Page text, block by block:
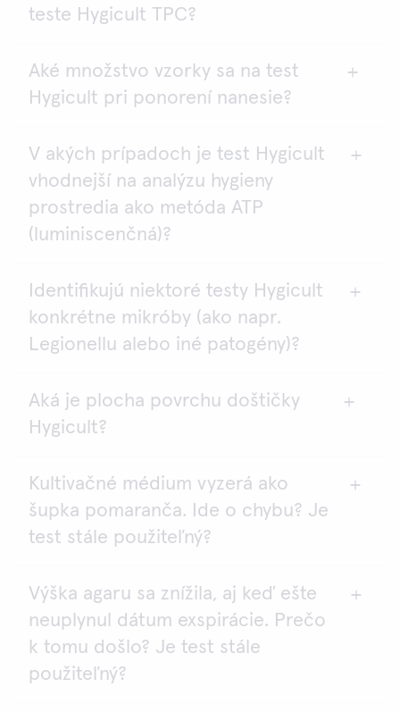
následkom neopatrnej manipulácie počas
teste Hygicult TPC?
TPC je pokrytý vrstvou agaru Total Plate Count
(agar na stanovenie celkového počtu baktérií),
možných mikroorganizmov neprebehla a ani nie je
potrebná. Nezabúdajte, že TPC nie je určený na
detekciu žiadneho špecifického mikróba. Slúži ako
indikátor úrovne všeobecnej mikrobiálnej
Aké množstvo vzorky sa na test
Hygicult pri ponorení nanesie?
Odhaduje sa objem 40 - 50 µl na jednu doštičku.
V akých prípadoch je test Hygicult
vhodnejší na analýzu hygieny
prostredia ako metóda ATP
(luminiscenčná)?
Kedykoľvek potrebujete zistiť počet živých
baktérií. Počet živých baktérií poskytuje dôležité
informácie o hygienickom stave povrchu. Na
týmto povrchom.
Identifikujú niektoré testy Hygicult
konkrétne mikróby (ako napr.
Legionellu alebo iné patogény)?
Nie, túto funkciu nemajú. Na to je nutné použiť
metódy špecifické pre konkrétny patogén.
Aká je plocha povrchu doštičky
Hygicult?
Jedna strana kontaktnej doštičky Hygicult meria
asi 9,4 cm2 . Obe strany dohromady majú plochu
povrchu asi 18,8 cm 2.
Kultivačné médium vyzerá ako
šupka pomaranča. Ide o chybu? Je
test stále použiteľný?
Taký test už nie je použiteľný.
Najpravdepodobnejším dôvodom je zmrazenie. Po
zmrazení obsahujú plastové obaly testov s
najväčšou pravdepodobnosťou väčšie množstvo
vody.
Výška agaru sa znížila, aj keď ešte
neuplynul dátum exspirácie. Prečo
k tomu došlo? Je test stále
použiteľný?